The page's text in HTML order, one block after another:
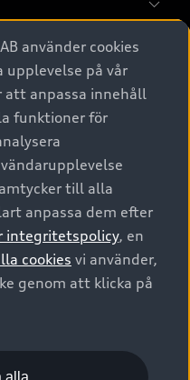
nya
min bil av detta?
Reserved.
AG
använder cookies
på vår
anpassa innehåll
funktioner för
till alla
anpassa dem efter
integritetspolicy, en
cookies vi använder,
genom att klicka på
alla